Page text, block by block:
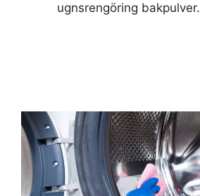
ugnsrengöring bakpulver.